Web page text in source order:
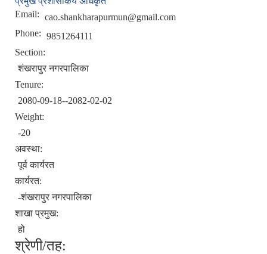
Email: cao.shankharapurmun@gmail.com
Phone: 9851264111
Section:
शंखरापुर नगरपालिका
Tenure:
2080-09-18--2082-02-02
Weight:
-20
अवस्था:
पूर्व कार्यरत
कार्यरत:
-शंखरापुर नगरपालिका
शाखा प्रमुख:
हो
श्रेणी/तह: